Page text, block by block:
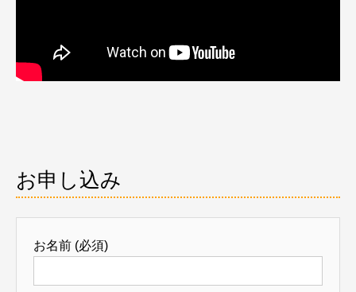
お申し込み
お名前 (必須)